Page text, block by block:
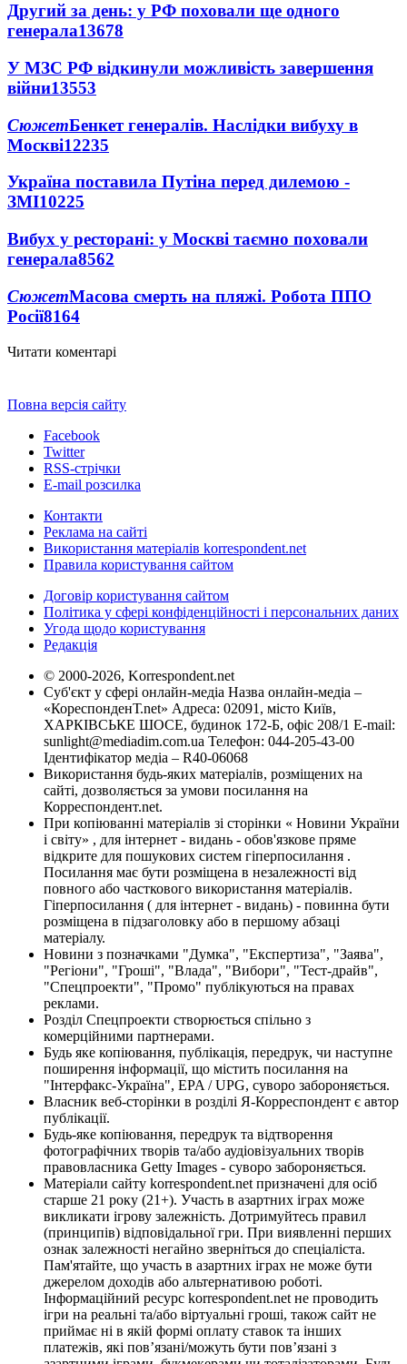
Другий за день: у РФ поховали ще одного
генерала13678
У МЗС РФ відкинули можливість завершення
війни13553
СюжетБенкет генералів. Наслідки вибуху в
Москві12235
Україна поставила Путіна перед дилемою -
ЗМІ10225
Вибух у ресторані: у Москві таємно поховали
генерала8562
СюжетМасова смерть на пляжі. Робота ППО
Росії8164
Читати коментарі
Повна версія сайту
Facebook
Twitter
RSS-стрічки
E-mail розсилка
Контакти
Реклама на сайті
Використання матеріалів korrespondent.net
Правила користування сайтом
Договір користування сайтом
Політика у сфері конфіденційності і персональних даних
Угода щодо користування
Редакція
© 2000-2026, Korrespondent.net
Суб'єкт у сфері онлайн-медіа Назва онлайн-медіа –
«КореспонденТ.net» Адреса: 02091, місто Київ,
ХАРКІВСЬКЕ ШОСЕ, будинок 172-Б, офіс 208/1 E-mail:
sunlight@mediadim.com.ua Телефон: 044-205-43-00
Ідентифікатор медіа – R40-06068
Використання будь-яких матеріалів, розміщених на
сайті, дозволяється за умови посилання на
Корреспондент.net.
При копіюванні матеріалів зі сторінки « Новини України
і світу» , для інтернет - видань - обов'язкове пряме
відкрите для пошукових систем гіперпосилання .
Посилання має бути розміщена в незалежності від
повного або часткового використання матеріалів.
Гіперпосилання ( для інтернет - видань) - повинна бути
розміщена в підзаголовку або в першому абзаці
матеріалу.
Новини з позначками "Думка", "Експертиза", "Заява",
"Регіони", "Гроші", "Влада", "Вибори", "Тест-драйв",
"Спецпроекти", "Промо" публікуються на правах
реклами.
Розділ Спецпроекти створюється спільно з
комерційними партнерами.
Будь яке копіювання, публікація, передрук, чи наступне
поширення інформації, що містить посилання на
"Інтерфакс-Україна", EPA / UPG, суворо забороняється.
Власник веб-сторінки в розділі Я-Корреспондент є автор
публікації.
Будь-яке копіювання, передрук та відтворення
фотографічних творів та/або аудіовізуальних творів
правовласника Getty Images - суворо забороняється.
Матеріали сайту korrespondent.net призначені для осіб
старше 21 року (21+). Участь в азартних іграх може
викликати ігрову залежність. Дотримуйтесь правил
(принципів) відповідальної гри. При виявленні перших
ознак залежності негайно зверніться до спеціаліста.
Пам'ятайте, що участь в азартних іграх не може бути
джерелом доходів або альтернативою роботі.
Інформаційний ресурс korrespondent.net не проводить
ігри на реальні та/або віртуальні гроші, також сайт не
приймає ні в якій формі оплату ставок та інших
платежів, які пов’язані/можуть бути пов’язані з